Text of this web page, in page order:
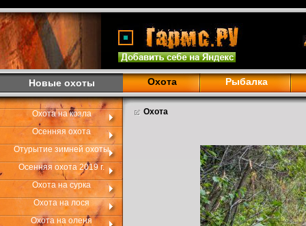
Новые охоты Охота Рыбалка
Охота на козла
Осенняя охота
Отурытие зимней охоты
Осенняя охота 2019 г.
Охота на сурка
Охота на лося
Охота на оленя
Охота